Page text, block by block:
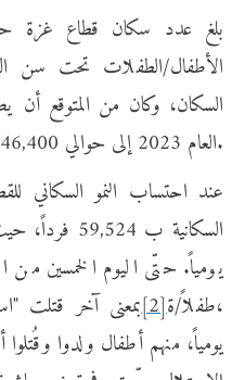
السكان، وكان من المتوقع
العام 2023 إلى حوالي 1,046,400 طفلاً وطفلة.
طفلاً/ة،
[2]
يومياً، منهم أطفال ولدوا